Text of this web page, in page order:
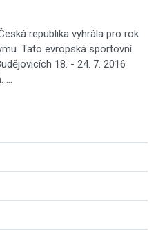
republika vyhrála pro rok
Tato evropská sportovní
18. - 24. 7. 2016
...